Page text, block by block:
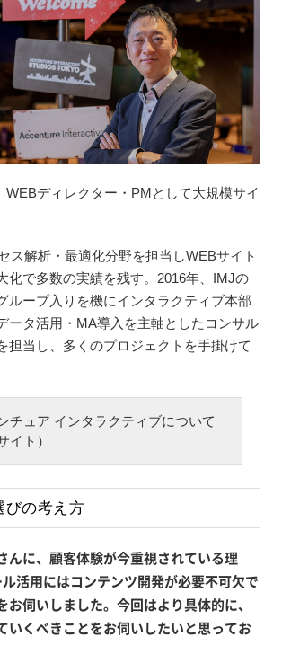
WEBディレクター・PMとして大規模サイ
ス解析・最適化分野を担当しWEBサイト
化で多数の実績を残す。2016年、IMJの
ループ入りを機にインタラクティブ本部
ータ活用・MA導入を主軸としたコンサル
担当し、多くのプロジェクトを手掛けて
チュア インタラクティブについて
イト）
びの考え方
に、顧客体験が今重視されている理
活用にはコンテンツ開発が必要不可欠で
お伺いしました。今回はより具体的に、
いくべきことをお伺いしたいと思ってお